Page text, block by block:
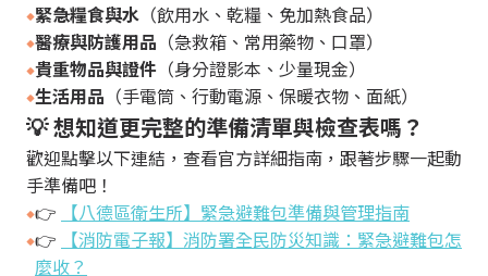
看診須知 門診時間
就醫指南
收費標準
住院服務
文件申請
補助申請
嚴重病人強制治療
聯絡我們
緊急糧食與水 （飲用水、乾糧、免加熱食品）
醫療與防護用品 （急救箱、常用藥物、口罩）
貴重物品與證件 （身分證影本、少量現金）
生活用品 （手電筒、行動電源、保暖衣物、面紙）
💡 想知道更完整的準備清單與檢查表嗎？
歡迎點擊以下連結，查看官方詳細指南，跟著步驟一起動
手準備吧！
👉
【八德區衛生所】緊急避難包準備與管理指南
👉
【消防電子報】消防署全民防災知識：緊急避難包怎
麼收？